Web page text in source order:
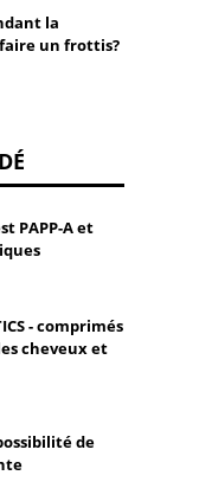
la
faire un frottis?
PAPP-A et
- comprimés
cheveux et
de